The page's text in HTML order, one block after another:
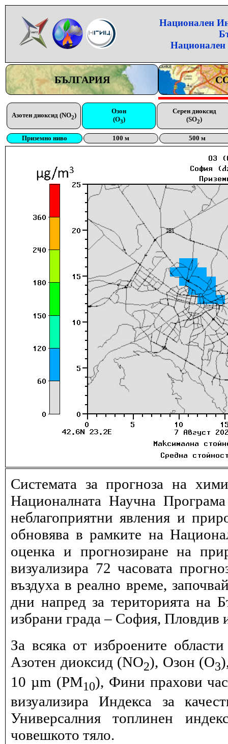
Национален
Национален
БЪЛГАРИЯ
Азотен диоксид (NO2)
Озон
(O3)
Серен диоксид
(SO2)
Приземно ниво 100 м 500 м
Системата за прогноза на
Националната Научна
неблагоприятни явления и
обновява в рамките на
оценка и прогнозиране на
визуализира 72 часовата
въздуха в реално време,
дни напред за територията на
избрани града – София, Пловдив
За всяка от изброените
Азотен диоксид (NO2), Озон (O3
10 µm (PM10), Фини прахови
визуализира Индекса за
Универсалния топлинен
човешкото тяло.